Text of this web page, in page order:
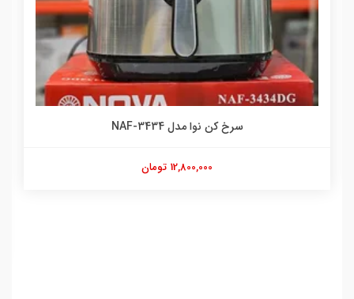
سرخ کن نوا مدل NAF-3434
12,800,000 تومان